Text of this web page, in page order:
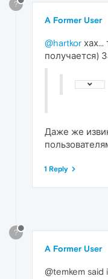
?
A Former User
@hartkor
получается)
Даже же
1 Reply
?
A Former User
@temkem said